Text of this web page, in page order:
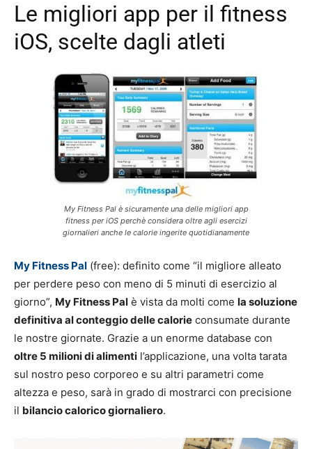
Le migliori app per il fitness
iOS, scelte dagli atleti
My Fitness Pal è sicuramente una delle migliori app
fitness per iOS perchè considera oltre agli esercizi
giornalieri anche le calorie ingerite quotidianamente
My Fitness Pal (free): definito come “il migliore alleato
per perdere peso con meno di 5 minuti di esercizio al
giorno”, My Fitness Pal è vista da molti come la soluzione
definitiva al conteggio delle calorie consumate durante
le nostre giornate. Grazie a un enorme database con
oltre 5 milioni di alimenti l’applicazione, una volta tarata
sul nostro peso corporeo e su altri parametri come
altezza e peso, sarà in grado di mostrarci con precisione
il bilancio calorico giornaliero.